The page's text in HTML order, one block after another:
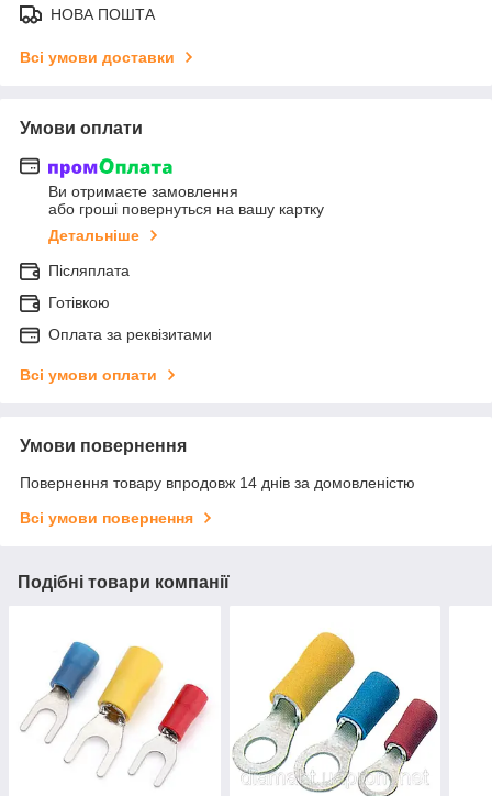
НОВА ПОШТА
Всі умови доставки
Умови оплати
Ви отримаєте замовлення
або гроші повернуться на вашу картку
Детальніше
Післяплата
Готівкою
Оплата за реквізитами
Всі умови оплати
Умови повернення
Повернення товару впродовж 14 днів за домовленістю
Всі умови повернення
Подібні товари компанії